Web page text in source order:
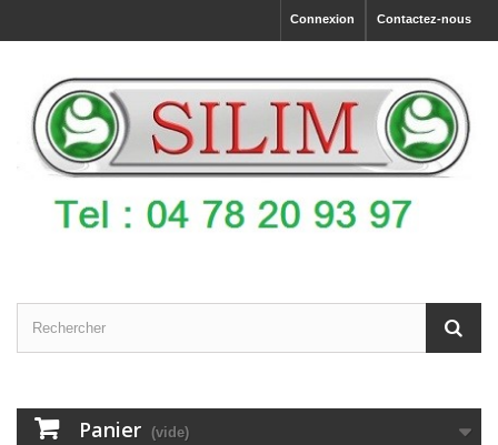
Contactez-nous
Connexion
Panier (vide)